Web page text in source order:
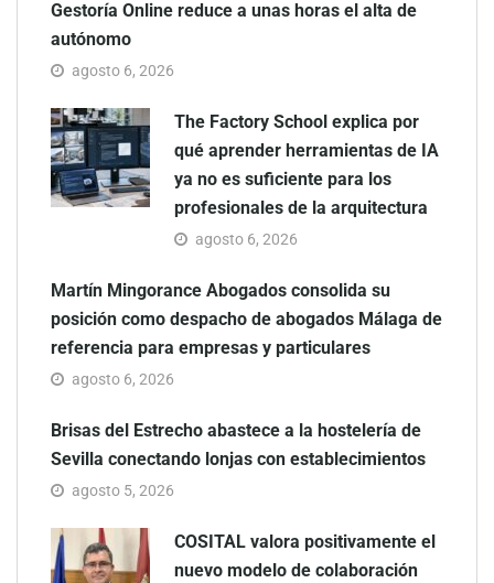
Gestoría Online reduce a unas horas el alta de
autónomo
agosto 6, 2026
The Factory School explica por
qué aprender herramientas de IA
ya no es suficiente para los
profesionales de la arquitectura
agosto 6, 2026
Martín Mingorance Abogados consolida su
posición como despacho de abogados Málaga de
referencia para empresas y particulares
agosto 6, 2026
Brisas del Estrecho abastece a la hostelería de
Sevilla conectando lonjas con establecimientos
agosto 5, 2026
COSITAL valora positivamente el
nuevo modelo de colaboración